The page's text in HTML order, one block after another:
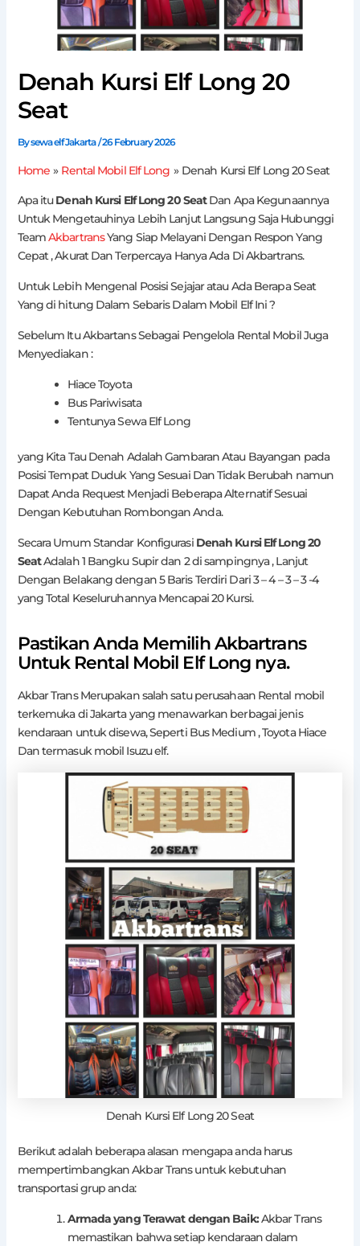
Denah Kursi Elf Long 20
Seat
Bysewa elf Jakarta/26 February 2026
Home Rental Mobil Elf Long Denah Kursi Elf Long 20 Seat
Apa ituDenah Kursi Elf Long 20 SeatDan Apa Kegunaannya
Untuk Mengetauhinya Lebih Lanjut Langsung Saja Hubunggi
TeamAkbartransYang Siap Melayani Dengan Respon Yang
Cepat , Akurat Dan Terpercaya Hanya Ada Di Akbartrans.
Untuk Lebih Mengenal Posisi Sejajar atau Ada Berapa Seat
Yang di hitung Dalam Sebaris Dalam Mobil Elf Ini ?
Sebelum Itu Akbartans Sebagai Pengelola Rental Mobil Juga
Menyediakan :
Hiace Toyota
Bus Pariwisata
Tentunya Sewa Elf Long
yang Kita Tau Denah Adalah Gambaran Atau Bayangan pada
Posisi Tempat Duduk Yang Sesuai Dan Tidak Berubah namun
Dapat Anda Request Menjadi Beberapa Alternatif Sesuai
Dengan Kebutuhan Rombongan Anda.
Secara Umum Standar Konfigurasi Denah Kursi Elf Long 20
SeatAdalah 1 Bangku Supir dan 2 di sampingnya , Lanjut
Dengan Belakang dengan 5 Baris Terdiri Dari 3 – 4 – 3 – 3 -4
yang Total Keseluruhannya Mencapai 20 Kursi.
Pastikan Anda Memilih Akbartrans
Untuk Rental Mobil Elf Long nya.
Akbar Trans Merupakan salah satu perusahaan Rental mobil
terkemuka di Jakarta yang menawarkan berbagai jenis
kendaraan untuk disewa, Seperti Bus Medium , Toyota Hiace
Dan termasuk mobil Isuzu elf.
Denah Kursi Elf Long 20 Seat
Berikut adalah beberapa alasan mengapa anda harus
mempertimbangkan Akbar Trans untuk kebutuhan
transportasi grup anda:
Armada yang Terawat dengan Baik:Akbar Trans
memastikan bahwa setiap kendaraan dalam